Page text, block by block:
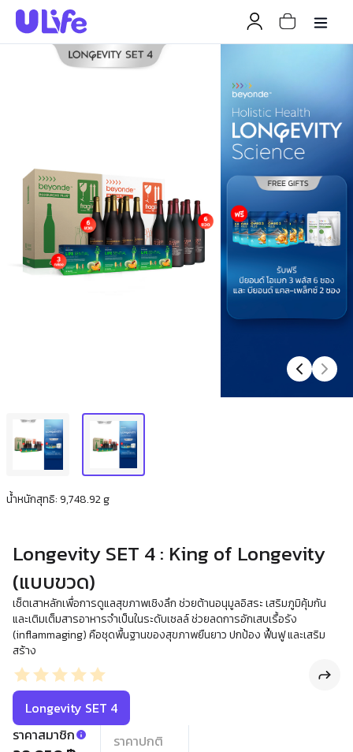
น้ำหนักสุทธิ: 9,748.92 g
Longevity SET 4 : King of Longevity
(แบบขวด)
เซ็ตเสาหลักเพื่อการดูแลสุขภาพเชิงลึก ช่วยต้านอนุมูลอิสระ เสริมภูมิคุ้มกัน
และเติมเต็มสารอาหารจำเป็นในระดับเซลล์ ช่วยลดการอักเสบเรื้อรัง
(inflammaging) คือชุดพื้นฐานของสุขภาพยืนยาว ปกป้อง ฟื้นฟู และเสริม
สร้าง
Longevity SET 4
ราคาสมาชิก
ราคาปกติ